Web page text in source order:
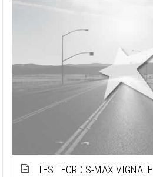
TEST FORD S-MAX VIGNALE